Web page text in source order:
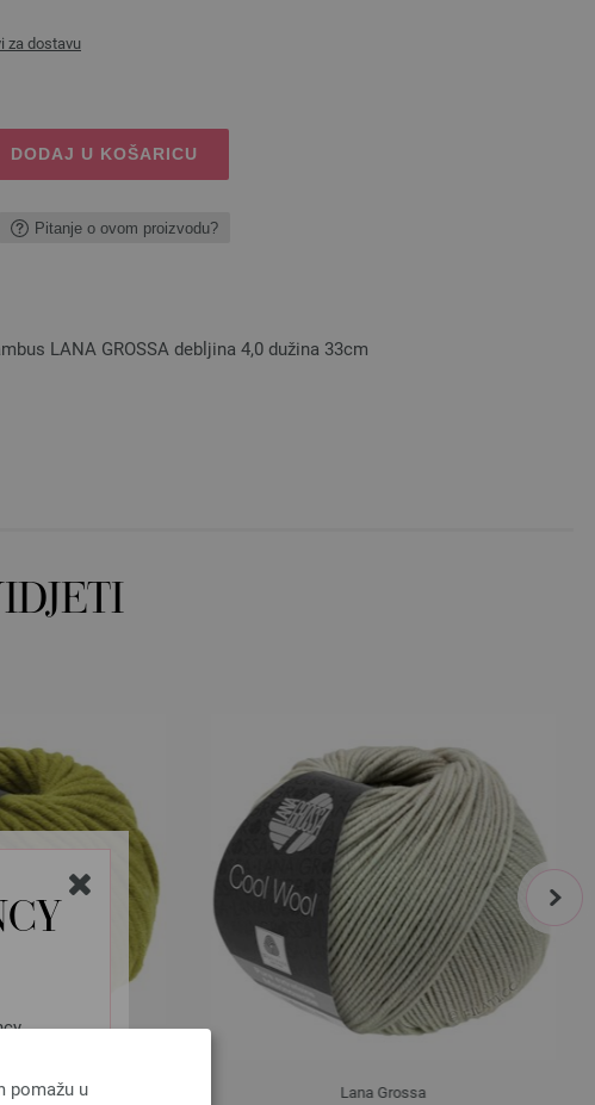
pomažu u
za dostavu
DODAJ U KOŠARICU
Pitanje o ovom proizvodu?
LANA GROSSA debljina 4,0 dužina 33cm
Lana Grossa
next